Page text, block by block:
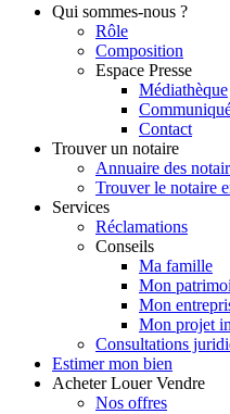
Qui sommes-nous ?
Rôle
Composition
Espace Presse
Médiathèque
Contact
Trouver un notaire
Annuaire des
Trouver le notaire
Services
Réclamations
Conseils
Ma famille
Mon
Mon
Mon projet
Consultations
Estimer mon bien
Acheter Louer Vendre
Nos offres